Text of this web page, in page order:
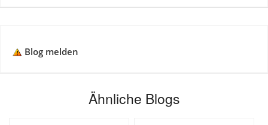
Blog melden
Ähnliche Blogs